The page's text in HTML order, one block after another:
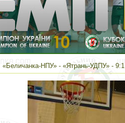
НПУ» - «Ятрань-УДПУ» - 9:1